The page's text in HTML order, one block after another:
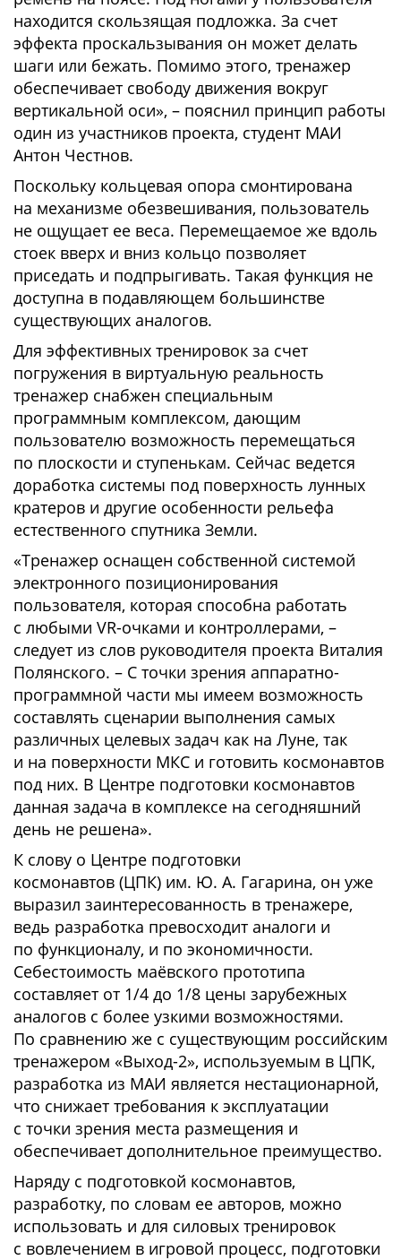
находится скользящая подложка. За счет
эффекта проскальзывания он может делать
шаги или бежать. Помимо этого, тренажер
обеспечивает свободу движения вокруг
вертикальной оси», – пояснил принцип работы
один из участников проекта, студент МАИ
Антон Честнов.
Поскольку кольцевая опора смонтирована
на механизме обезвешивания, пользователь
не ощущает ее веса. Перемещаемое же вдоль
стоек вверх и вниз кольцо позволяет
приседать и подпрыгивать. Такая функция не
доступна в подавляющем большинстве
существующих аналогов.
Для эффективных тренировок за счет
погружения в виртуальную реальность
тренажер снабжен специальным
программным комплексом, дающим
пользователю возможность перемещаться
по плоскости и ступенькам. Сейчас ведется
доработка системы под поверхность лунных
кратеров и другие особенности рельефа
естественного спутника Земли.
«Тренажер оснащен собственной системой
электронного позиционирования
пользователя, которая способна работать
с любыми VR-очками и контроллерами, –
следует из слов руководителя проекта Виталия
Полянского. – С точки зрения аппаратно-
программной части мы имеем возможность
составлять сценарии выполнения самых
различных целевых задач как на Луне, так
и на поверхности МКС и готовить космонавтов
под них. В Центре подготовки космонавтов
данная задача в комплексе на сегодняшний
день не решена».
К слову о Центре подготовки
космонавтов (ЦПК) им. Ю. А. Гагарина, он уже
выразил заинтересованность в тренажере,
ведь разработка превосходит аналоги и
по функционалу, и по экономичности.
Себестоимость маёвского прототипа
составляет от 1/4 до 1/8 цены зарубежных
аналогов с более узкими возможностями.
По сравнению же с существующим российским
тренажером «Выход-2», используемым в ЦПК,
разработка из МАИ является нестационарной,
что снижает требования к эксплуатации
с точки зрения места размещения и
обеспечивает дополнительное преимущество.
Наряду с подготовкой космонавтов,
разработку, по словам ее авторов, можно
использовать и для силовых тренировок
с вовлечением в игровой процесс, подготовки